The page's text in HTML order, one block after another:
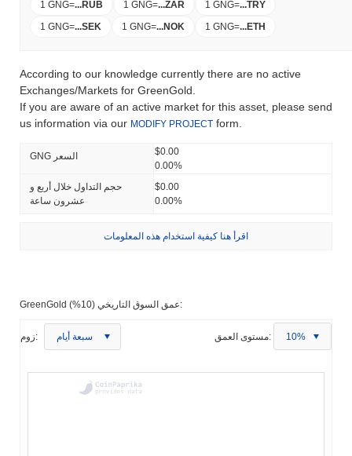
1 GNG=...RUB 1 GNG=...ZAR 1 GNG=...TRY
1 GNG=...SEK 1 GNG=...NOK 1 GNG=...ETH
According to our knowledge currently there are no active
Exchanges/Markets for GreenGold.
If you are aware of an active market for this asset, please send
us information via our MODIFY PROJECT form.
GNG السعر
$0.00
0.00%
حجم التداول خلال أربع و
عشرون ساعة
$0.00
0.00%
اقرأ هنا كيفية استخدام هذه المعلومات
GreenGold عمق السوق التاريخي (10%):
زوم: سبعة أيام مستوى العمق: 10%